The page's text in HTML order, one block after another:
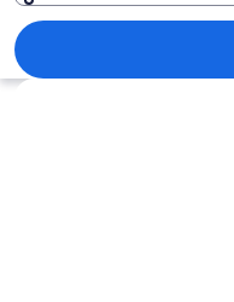
Explorar mapa